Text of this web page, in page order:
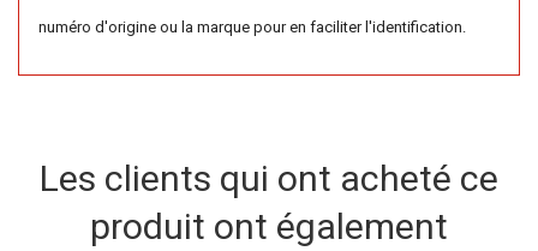
numéro d'origine ou la marque pour en faciliter l'identification.
Les clients qui ont acheté ce
produit ont également